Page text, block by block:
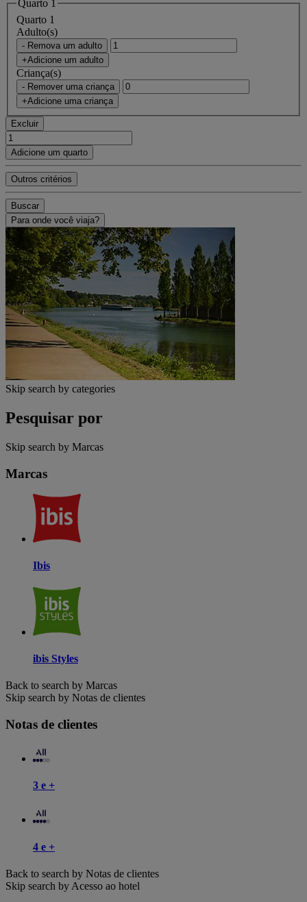
Quarto 1
Quarto 1
Adulto(s)
- Remova um adulto
+Adicione um adulto
Criança(s)
- Remover uma criança
+Adicione uma criança
Excluir
Adicione um quarto
Outros critérios
Buscar
Para onde você viaja?
Skip search by categories
Pesquisar por
Skip search by Marcas
Marcas
Ibis
ibis Styles
Back to search by Marcas
Skip search by Notas de clientes
Notas de clientes
3 e +
4 e +
Back to search by Notas de clientes
Skip search by Acesso ao hotel